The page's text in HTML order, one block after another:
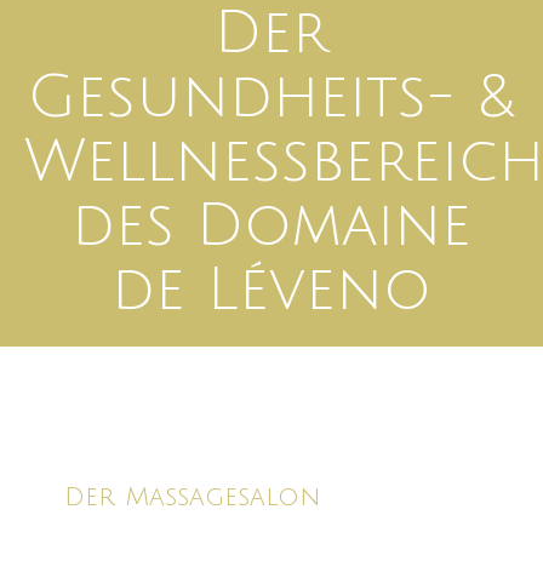
Der
Gesundheits- &
Wellnessbereich
des Domaine
de Léveno
Der Massagesalon